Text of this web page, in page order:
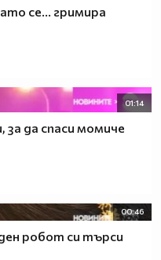
се... гримира
01:14
за да спаси момиче
00:46
робот си търси